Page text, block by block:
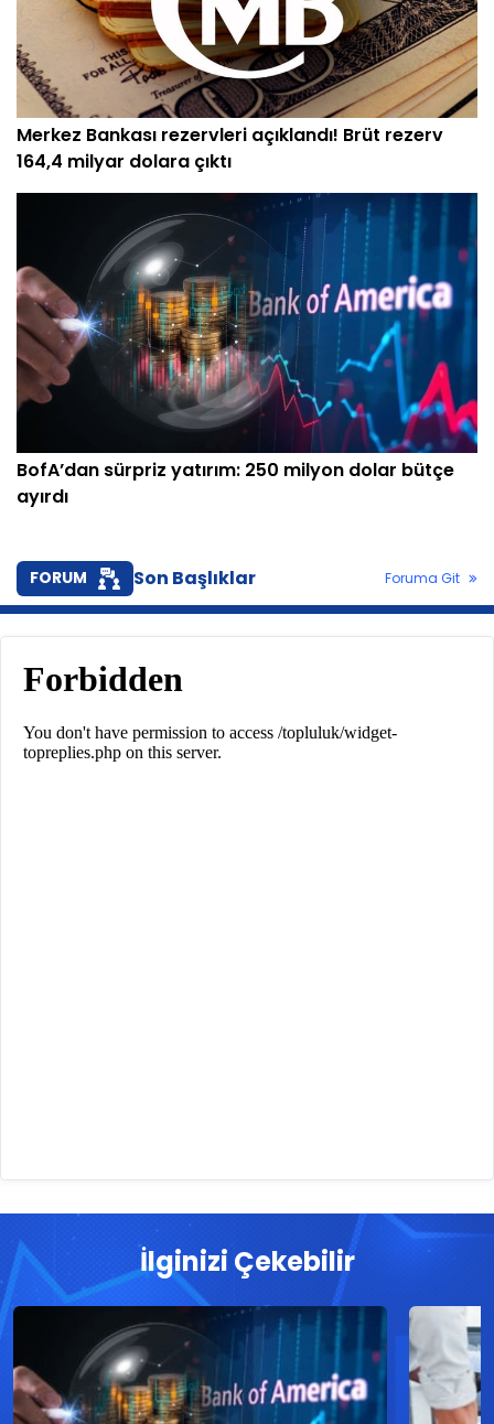
Merkez Bankası rezervleri açıklandı! Brüt rezerv
164,4 milyar dolara çıktı
BofA’dan sürpriz yatırım: 250 milyon dolar bütçe
ayırdı
FORUM Son Başlıklar Foruma Git
İlginizi Çekebilir